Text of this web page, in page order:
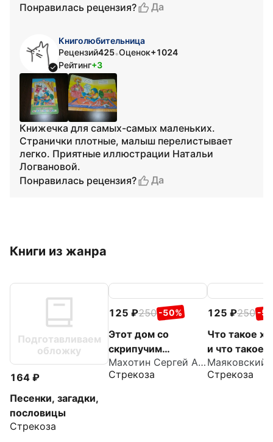
Понравилась рецензия?
Да
Книголюбительница
Рецензий425•Оценок+1024
Рейтинг+3
Книжечка для самых-самых маленьких.
Странички плотные, малыш перелистывает
легко. Приятные иллюстрации Натальи
Логвановой.
Понравилась рецензия?
Да
Книги из жанра
Подготавливаем
обложку
164
Песенки, загадки,
пословицы
Стрекоза
125 250 -50%
Этот дом со
скрипучим
крыльцом
Махотин Сергей Анатольевич
Стрекоза
125 250 -
Что такое
и что такое
Стрекоза